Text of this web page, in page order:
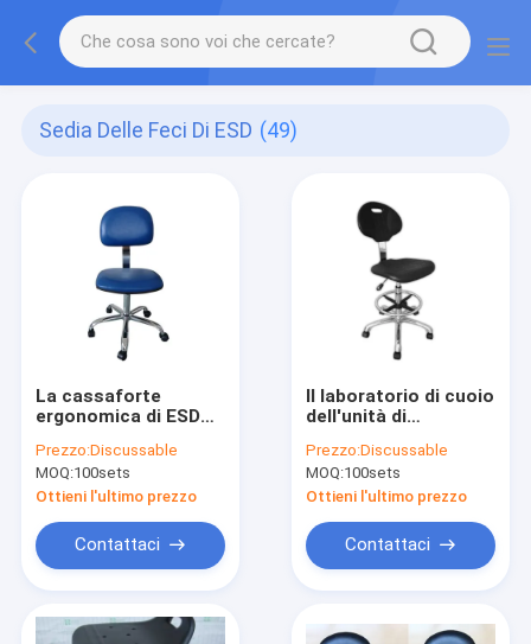
Sedia Delle Feci Di ESD (49)
La cassaforte
ergonomica di ESD
anello regolabile del
piede e di altezza
Prezzo:Discussable
MOQ:100sets
Ottieni l'ultimo prezzo
Contattaci
Il laboratorio di cuoio
dell'unità di
lega di alluminio usa
la sedia inossidabile
antistatica di ESD
Prezzo:Discussable
MOQ:100sets
Ottieni l'ultimo prezzo
Contattaci